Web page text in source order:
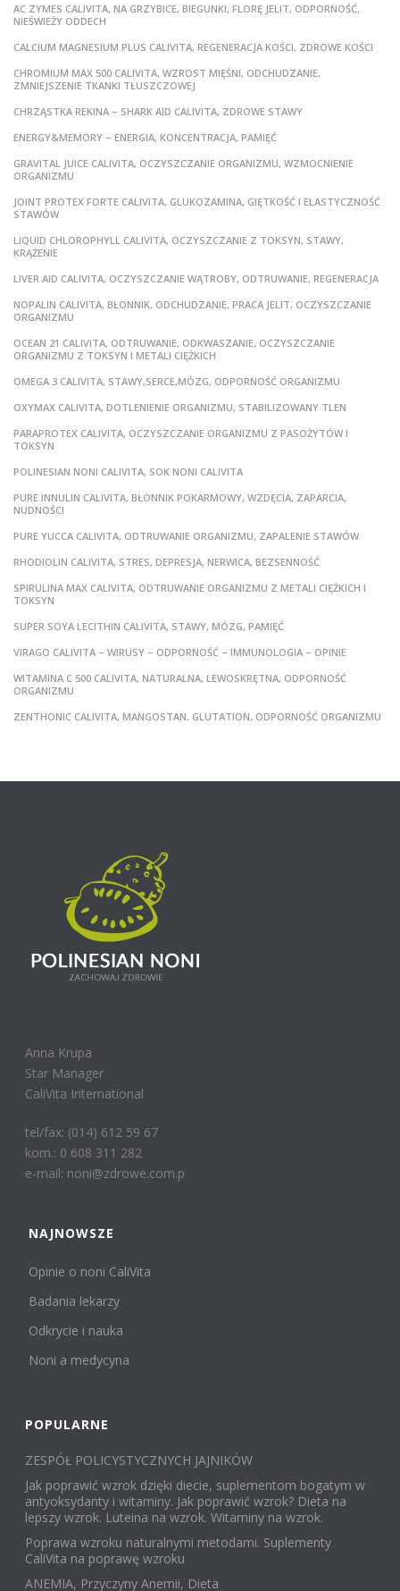
AC ZYMES CALIVITA, NA GRZYBICE, BIEGUNKI, FLORĘ JELIT, ODPORNOŚĆ,
NIEŚWIEŻY ODDECH
CALCIUM MAGNESIUM PLUS CALIVITA, REGENERACJA KOŚCI, ZDROWE KOŚCI
CHROMIUM MAX 500 CALIVITA, WZROST MIĘŚNI, ODCHUDZANIE,
ZMNIEJSZENIE TKANKI TŁUSZCZOWEJ
CHRZĄSTKA REKINA – SHARK AID CALIVITA, ZDROWE STAWY
ENERGY&MEMORY – ENERGIA, KONCENTRACJA, PAMIĘĆ
GRAVITAL JUICE CALIVITA, OCZYSZCZANIE ORGANIZMU, WZMOCNIENIE
ORGANIZMU
JOINT PROTEX FORTE CALIVITA, GLUKOZAMINA, GIĘTKOŚĆ I ELASTYCZNOŚĆ
STAWÓW
LIQUID CHLOROPHYLL CALIVITA, OCZYSZCZANIE Z TOKSYN, STAWY,
KRĄŻENIE
LIVER AID CALIVITA, OCZYSZCZANIE WĄTROBY, ODTRUWANIE, REGENERACJA
NOPALIN CALIVITA, BŁONNIK, ODCHUDZANIE, PRACA JELIT, OCZYSZCZANIE
ORGANIZMU
OCEAN 21 CALIVITA, ODTRUWANIE, ODKWASZANIE, OCZYSZCZANIE
ORGANIZMU Z TOKSYN I METALI CIĘŻKICH
OMEGA 3 CALIVITA, STAWY,SERCE,MÓZG, ODPORNOŚĆ ORGANIZMU
OXYMAX CALIVITA, DOTLENIENIE ORGANIZMU, STABILIZOWANY TLEN
PARAPROTEX CALIVITA, OCZYSZCZANIE ORGANIZMU Z PASOŻYTÓW I
TOKSYN
POLINESIAN NONI CALIVITA, SOK NONI CALIVITA
PURE INNULIN CALIVITA, BŁONNIK POKARMOWY, WZDĘCIA, ZAPARCIA,
NUDNOŚCI
PURE YUCCA CALIVITA, ODTRUWANIE ORGANIZMU, ZAPALENIE STAWÓW
RHODIOLIN CALIVITA, STRES, DEPRESJA, NERWICA, BEZSENNOŚĆ
SPIRULINA MAX CALIVITA, ODTRUWANIE ORGANIZMU Z METALI CIĘŻKICH I
TOKSYN
SUPER SOYA LECITHIN CALIVITA, STAWY, MÓZG, PAMIĘĆ
VIRAGO CALIVITA – WIRUSY – ODPORNOŚĆ – IMMUNOLOGIA – OPINIE
WITAMINA C 500 CALIVITA, NATURALNA, LEWOSKRĘTNA, ODPORNOŚĆ
ORGANIZMU
ZENTHONIC CALIVITA, MANGOSTAN, GLUTATION, ODPORNOŚĆ ORGANIZMU
Anna Krupa
Star Manager
CaliVita International
tel/fax: (014) 612 59 67
kom.: 0 608 311 282
e-mail: noni@zdrowe.com.p
NAJNOWSZE
Opinie o noni CaliVita
Badania lekarzy
Odkrycie i nauka
Noni a medycyna
POPULARNE
ZESPÓŁ POLICYSTYCZNYCH JAJNIKÓW
Jak poprawić wzrok dzięki diecie, suplementom bogatym w
antyoksydanty i witaminy. Jak poprawić wzrok? Dieta na
lepszy wzrok. Luteina na wzrok. Witaminy na wzrok.
Poprawa wzroku naturalnymi metodami. Suplementy
CaliVita na poprawę wzroku
ANEMIA, Przyczyny Anemii, Dieta